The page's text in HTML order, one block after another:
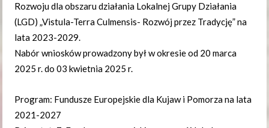
Rozwoju dla obszaru działania Lokalnej Grupy Działania
(LGD) „Vistula-Terra Culmensis- Rozwój przez Tradycję” na
lata 2023-2029.
Nabór wniosków prowadzony był w okresie od 20 marca
2025 r. do 03 kwietnia 2025 r.
Program: Fundusze Europejskie dla Kujaw i Pomorza na lata
2021-2027